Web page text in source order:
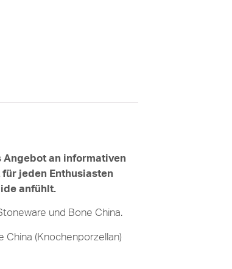
Angebot an informativen
jeden Enthusiasten
anfühlt.
und Bone China.
(Knochenporzellan)